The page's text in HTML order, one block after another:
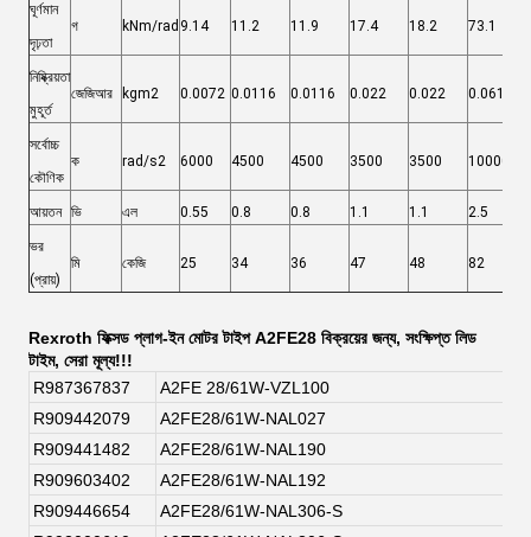
ঘূর্ণমান
দৃঢ়তা
গ kNm/rad 9.14 11.2 11.9 17.4 18.2 73.1
নিষ্ক্রিয়তা
মুহূর্ত
জেজিআর kgm2 0.0072 0.0116 0.0116 0.022 0.022 0.061
সর্বোচ্চ
কৌণিক
ক rad/s2 6000 4500 4500 3500 3500 10000
আয়তন ভি এল 0.55 0.8 0.8 1.1 1.1 2.5
ভর
(প্রায়)
মি কেজি 25 34 36 47 48 82
Rexroth ফিক্সড প্লাগ-ইন মোটর টাইপ A2FE28 বিক্রয়ের জন্য, সংক্ষিপ্ত লিড
টাইম, সেরা মূল্য!!!
R987367837
A2FE 28/61W-VZL100
R909442079
A2FE28/61W-NAL027
R909441482
A2FE28/61W-NAL190
R909603402
A2FE28/61W-NAL192
R909446654
A2FE28/61W-NAL306-S